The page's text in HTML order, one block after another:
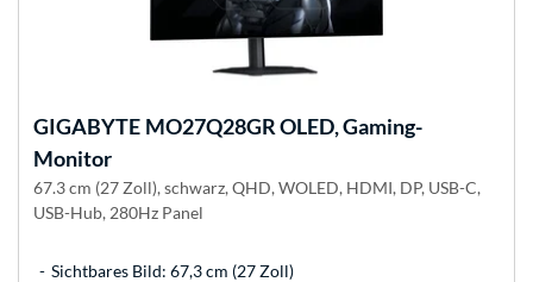
GIGABYTE MO27Q28GR OLED, Gaming-
Monitor
67.3 cm (27 Zoll), schwarz, QHD, WOLED, HDMI, DP, USB-C,
USB-Hub, 280Hz Panel
Sichtbares Bild: 67,3 cm (27 Zoll)